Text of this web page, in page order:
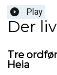
Play
Der
Tre
Heia